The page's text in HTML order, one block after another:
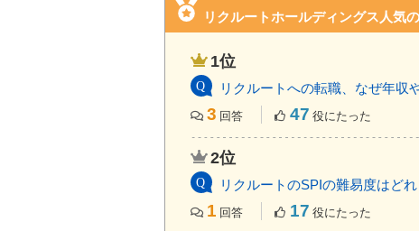
リクルートホールディングス人気
1位
リクルートへの転職、なぜ年収
3 回答 47 役にたった
2位
リクルートのSPIの難易度はど
1 回答 17 役にたった